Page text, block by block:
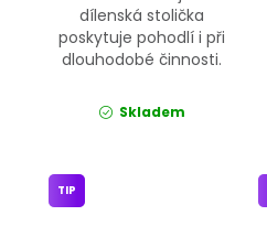
dílenská stolička
poskytuje pohodlí i při
dlouhodobé činnosti.
Skladem
TIP